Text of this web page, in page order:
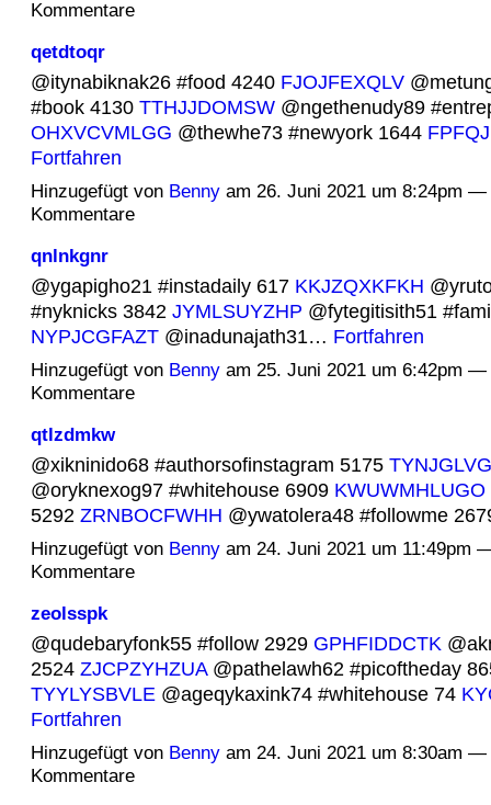
Kommentare
qetdtoqr
@itynabiknak26 #food 4240 FJOJFEXQLV
#book 4130 TTHJJDOMSW@ngethenudy89
OHXVCVMLGG @thewhe73 #newyork 1644
Fortfahren
Hinzugefügt von Bennyam 26. Juni 2021 um 8:24pm —
Kommentare
qnlnkgnr
@ygapigho21 #instadaily 617 KKJZQXKFKH
#nyknicks 3842 JYMLSUYZHP @fytegitisith51
NYPJCGFAZT@inadunajath31… Fortfahren
Hinzugefügt von Bennyam 25. Juni 2021 um 6:42pm —
Kommentare
qtlzdmkw
@xikninido68 #authorsofinstagram 5175
@oryknexog97 #whitehouse 6909 KWUWMHLUGO
5292 ZRNBOCFWHH @ywatolera48 #followme
Hinzugefügt von Bennyam 24. Juni 2021 um 11:49pm
Kommentare
zeolsspk
@qudebaryfonk55 #follow 2929 GPHFIDDCTK
2524 ZJCPZYHZUA@pathelawh62 #picoftheday
TYYLYSBVLE @ageqykaxink74 #whitehouse 74
Fortfahren
Hinzugefügt von Bennyam 24. Juni 2021 um 8:30am —
Kommentare